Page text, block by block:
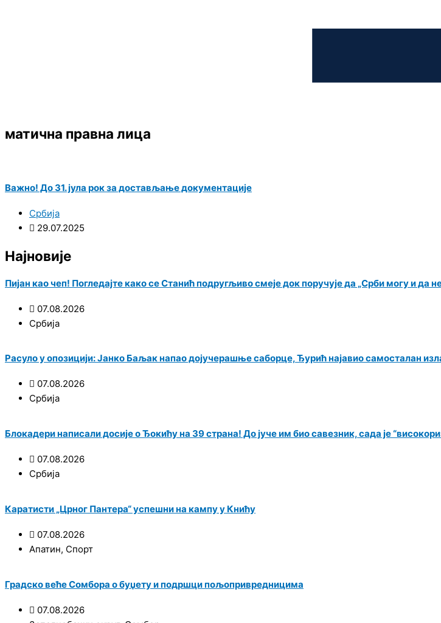
матична правна лица
Важно! До 31. јула рок за достављање документације
Србија
29.07.2025
Најновије
Пијан као чеп! Погледајте како се Станић подругљиво смеје док поручује да „Срби могу и
07.08.2026
Србија
Расуло у опозицији: Јанко Баљак напао дојучерашње саборце, Ђурић најавио самосталан
07.08.2026
Србија
Блокадери написали досије о Ђокићу на 39 страна! До јуче им био савезник, сада је
07.08.2026
Србија
Каратисти „Црног Пантера“ успешни на кампу у Книћу
07.08.2026
Апатин, Спорт
Градско веће Сомбора о буџету и подршци пољопривредницима
07.08.2026